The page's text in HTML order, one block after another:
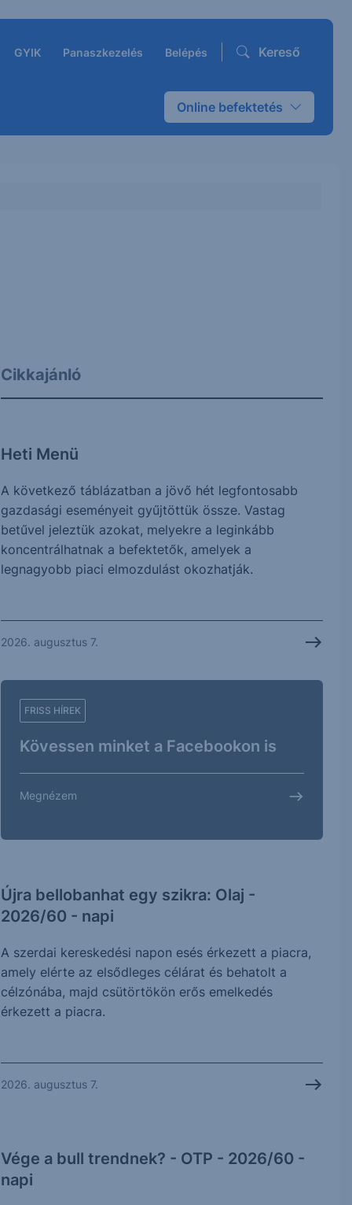
GYIK Panaszkezelés Belépés Kereső
Online befektetés
Cikkajánló
Heti Menü
A következő táblázatban a jövő hét legfontosabb
gazdasági eseményeit gyűjtöttük össze. Vastag
betűvel jeleztük azokat, melyekre a leginkább
koncentrálhatnak a befektetők, amelyek a
legnagyobb piaci elmozdulást okozhatják.
2026. augusztus 7.
FRISS HÍREK
Kövessen minket a Facebookon is
Megnézem
Újra bellobanhat egy szikra: Olaj -
2026/60 - napi
A szerdai kereskedési napon esés érkezett a piacra,
amely elérte az elsődleges célárat és behatolt a
célzónába, majd csütörtökön erős emelkedés
érkezett a piacra.
2026. augusztus 7.
Vége a bull trendnek? - OTP - 2026/60 -
napi